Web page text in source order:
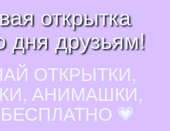
открытка
дня друзьям!
ОТКРЫТКИ,
АНИМАШКИ,
💗